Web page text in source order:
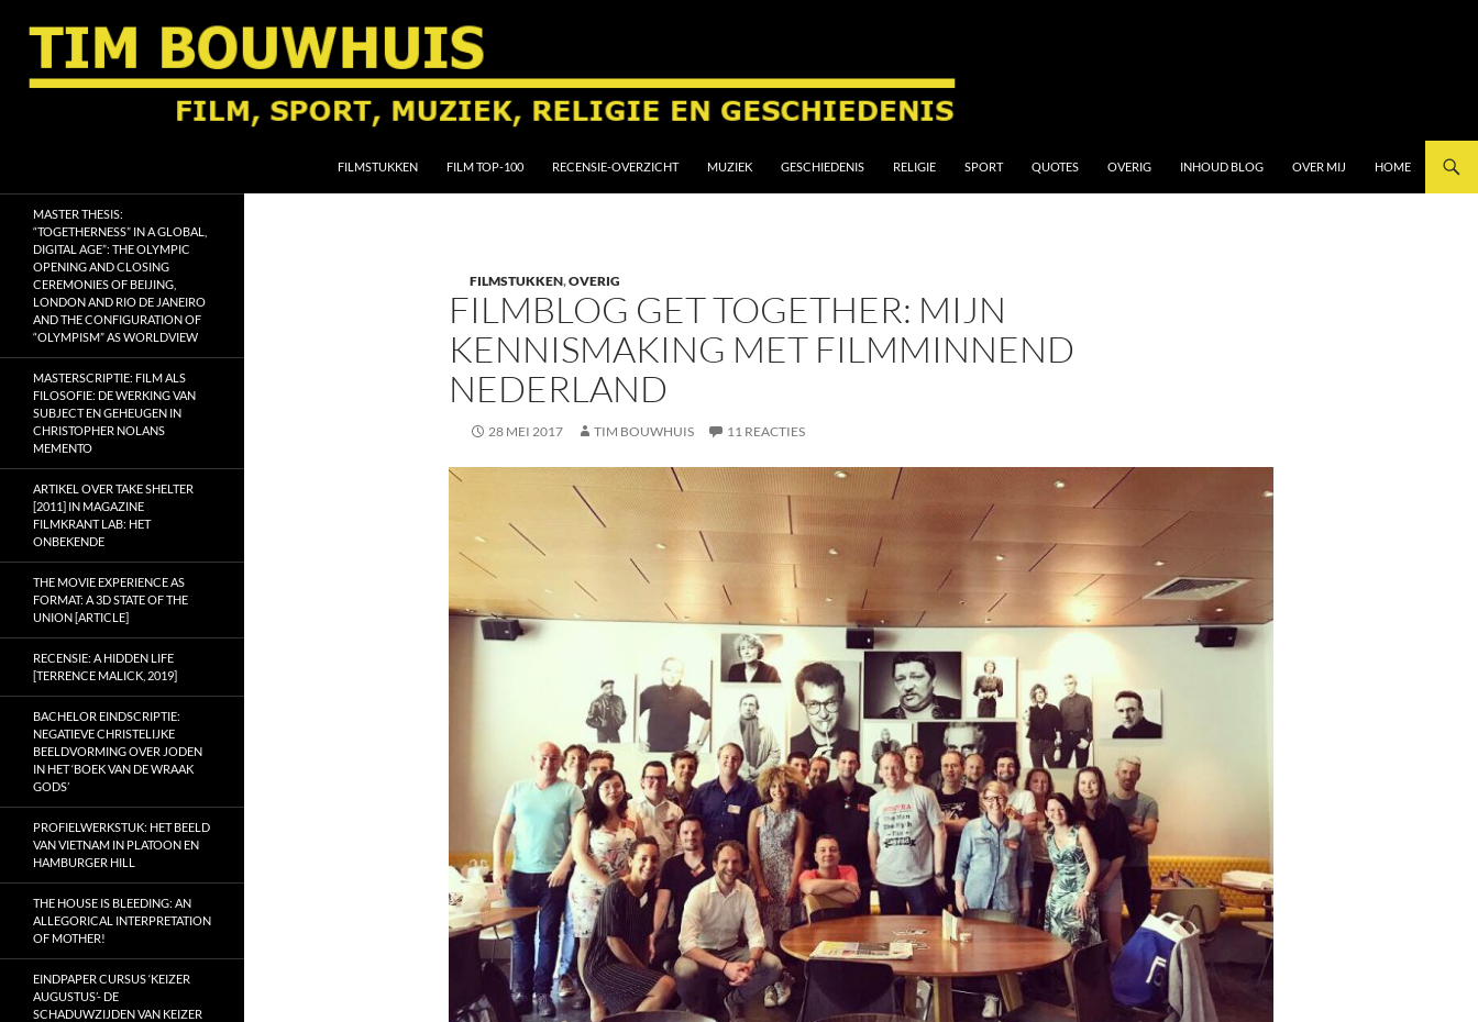
naar
inhoud
FILMSTUKKEN FILM TOP-100 RECENSIE-OVERZICHT MUZIEK GESCHIEDENIS RELIGIE SPORT QUOTES OVERIG INHOUD BLOG OVER MIJ HOME
FILMSTUKKEN,OVERIG
FILMBLOG GET TOGETHER: MIJN
KENNISMAKING MET FILMMINNEND
NEDERLAND
28 MEI 2017 TIM BOUWHUIS 11 REACTIES
geschiedenis
MASTER THESIS:
“TOGETHERNESS” IN A GLOBAL,
DIGITAL AGE”: THE OLYMPIC
OPENING AND CLOSING
CEREMONIES OF BEIJING,
LONDON AND RIO DE JANEIRO
AND THE CONFIGURATION OF
“OLYMPISM” AS WORLDVIEW
MASTERSCRIPTIE: FILM ALS
FILOSOFIE: DE WERKING VAN
SUBJECT EN GEHEUGEN IN
CHRISTOPHER NOLANS
MEMENTO
ARTIKEL OVER TAKE SHELTER
[2011] IN MAGAZINE
FILMKRANT LAB: HET
ONBEKENDE
THE MOVIE EXPERIENCE AS
FORMAT: A 3D STATE OF THE
UNION [ARTICLE]
RECENSIE: A HIDDEN LIFE
[TERRENCE MALICK, 2019]
BACHELOR EINDSCRIPTIE:
NEGATIEVE CHRISTELIJKE
BEELDVORMING OVER JODEN
IN HET ‘BOEK VAN DE WRAAK
GODS’
PROFIELWERKSTUK: HET BEELD
VAN VIETNAM IN PLATOON EN
HAMBURGER HILL
THE HOUSE IS BLEEDING: AN
ALLEGORICAL INTERPRETATION
OF MOTHER!
EINDPAPER CURSUS ‘KEIZER
AUGUSTUS’- DE
SCHADUWZIJDEN VAN KEIZER